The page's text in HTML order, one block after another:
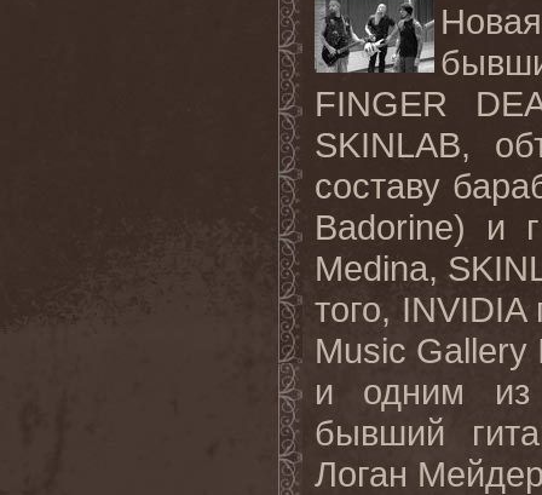
FINGER
SKINLAB,
составу
Badorine) и
Medina,
того, INVIDIA
Music Gallery
и одним из
бывший
Логан